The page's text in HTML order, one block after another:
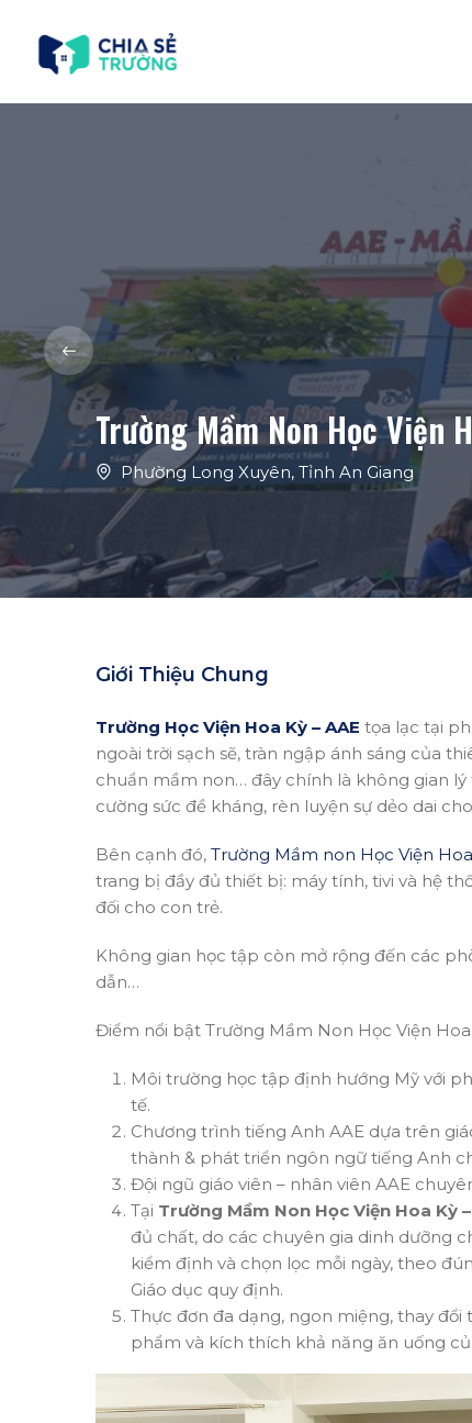
Trường Mầm Non Học Viện
Phường Long Xuyên, Tỉnh An Giang
Giới Thiệu Chung
Trường Học Viện Hoa Kỳ – AAE tọa lạc tại
ngoài trời sạch sẽ, tràn ngập ánh sáng của
chuẩn mầm non… đây chính là không gian
cường sức đề kháng, rèn luyện sự dẻo dai
Bên cạnh đó, Trường Mầm non Học Viện
trang bị đầy đủ thiết bị: máy tính, tivi và hệ
đối cho con trẻ.
Không gian học tập còn mở rộng đến các
dẫn…
Điểm nổi bật Trường Mầm Non Học Viện Hoa
Môi trường học tập định hướng Mỹ với
tế.
Chương trình tiếng Anh AAE dựa trên
thành & phát triển ngôn ngữ tiếng Anh
Đội ngũ giáo viên – nhân viên AAE
Tại Trường Mầm Non Học Viện Hoa Kỳ
đủ chất, do các chuyên gia dinh dưỡng
kiểm định và chọn lọc mỗi ngày, theo
Giáo dục quy định.
Thực đơn đa dạng, ngon miệng, thay
phẩm và kích thích khả năng ăn uống